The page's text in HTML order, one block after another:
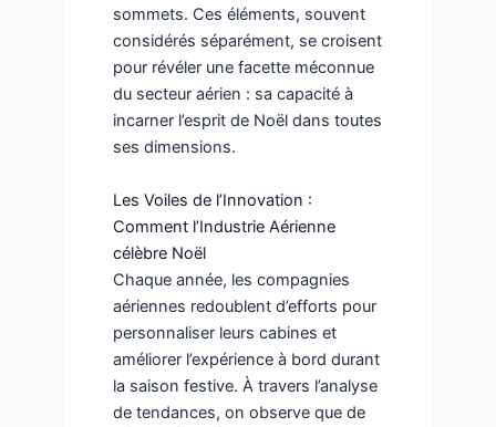
sommets. Ces éléments, souvent
considérés séparément, se croisent
pour révéler une facette méconnue
du secteur aérien : sa capacité à
incarner l’esprit de Noël dans toutes
ses dimensions.
Les Voiles de l’Innovation :
Comment l’Industrie Aérienne
célèbre Noël
Chaque année, les compagnies
aériennes redoublent d’efforts pour
personnaliser leurs cabines et
améliorer l’expérience à bord durant
la saison festive. À travers l’analyse
de tendances, on observe que de